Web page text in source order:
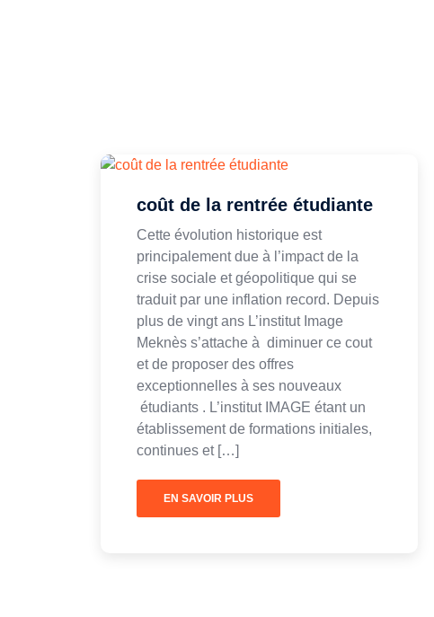
coût de la rentrée étudiante
Cette évolution historique est
principalement due à l’impact de la
crise sociale et géopolitique qui se
traduit par une inflation record. Depuis
plus de vingt ans L’institut Image
Meknès s’attache à diminuer ce cout
et de proposer des offres
exceptionnelles à ses nouveaux
étudiants . L’institut IMAGE étant un
établissement de formations initiales,
continues et […]
EN SAVOIR PLUS